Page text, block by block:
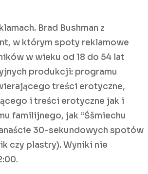
Brad Bushman z
w którym spoty reklamowe
w wieku od 18 do 54 lat
produkcji: programu
treści erotyczne,
i treści erotyczne jak i
familijnego, jak “Śšmiechu
30-sekundowych spotów
czy plastry). Wyniki nie